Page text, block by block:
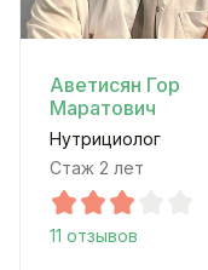
Аветисян Гор
Маратович
Нутрициолог
Стаж 2 лет
11 отзывов